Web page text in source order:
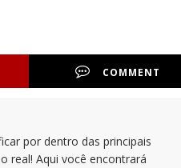
COMMENT
por dentro das principais
real! Aqui você encontrará